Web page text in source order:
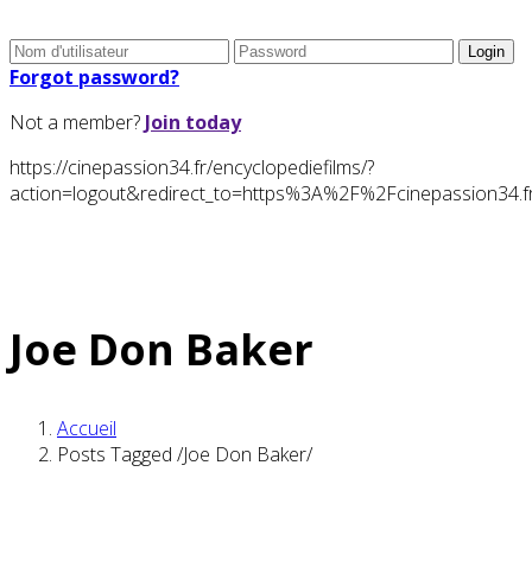
Forgot password?
Not a member? Join today
https://cinepassion34.fr/encyclopediefilms/?
Joe Don Baker
Accueil
Posts Tagged /Joe Don Baker/